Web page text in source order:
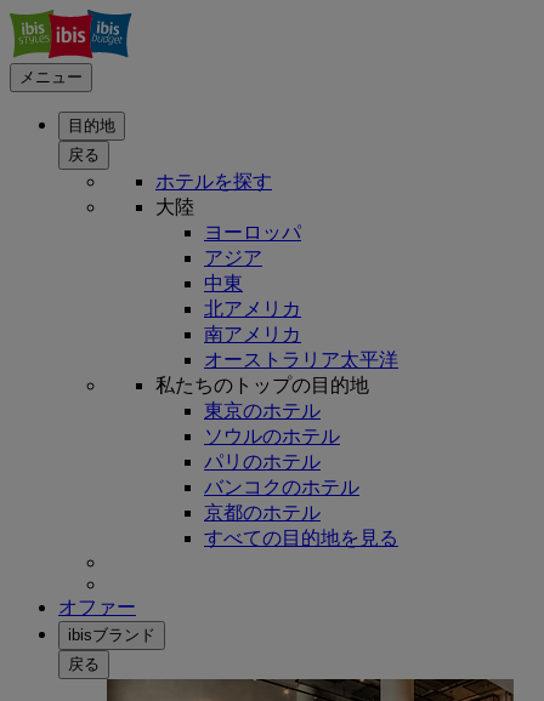
メニュー
目的地
戻る
ホテルを探す
大陸
ヨーロッパ
アジア
中東
北アメリカ
南アメリカ
オーストラリア太平洋
私たちのトップの目的地
東京のホテル
ソウルのホテル
パリのホテル
バンコクのホテル
京都のホテル
すべての目的地を見る
オファー
ibisブランド
戻る